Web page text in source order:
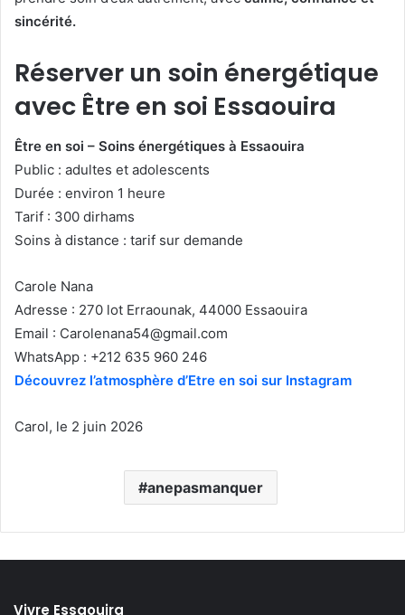
sincérité.
Réserver un soin énergétique
avec Être en soi Essaouira
Être en soi – Soins énergétiques à Essaouira
Public : adultes et adolescents
Durée : environ 1 heure
Tarif : 300 dirhams
Soins à distance : tarif sur demande
Carole Nana
Adresse : 270 lot Erraounak, 44000 Essaouira
Email : Carolenana54@gmail.com
WhatsApp : +212 635 960 246
Découvrez l’atmosphère d’Etre en soi sur Instagram
Carol, le 2 juin 2026
anepasmanquer
Vivre Essaouira